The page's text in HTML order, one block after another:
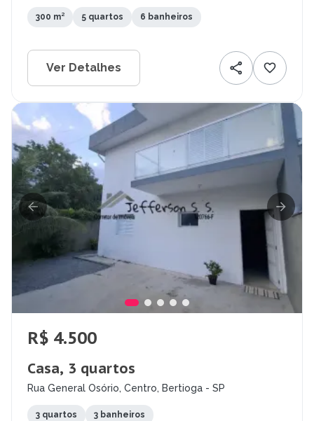
300 m² 5 quartos 6 banheiros
Ver Detalhes
R$ 4.500
Casa, 3 quartos
Rua General Osório, Centro, Bertioga - SP
3 quartos 3 banheiros